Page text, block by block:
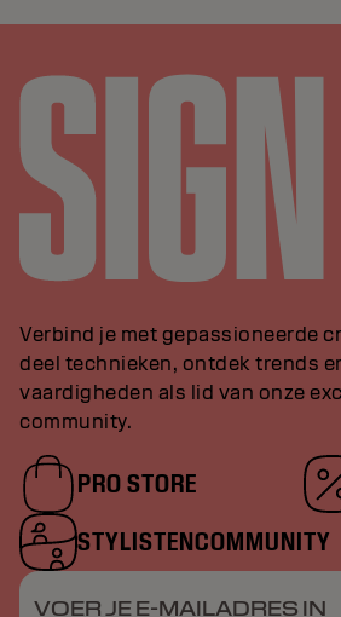
Verbind je met gepassioneerde
deel technieken, ontdek trends
vaardigheden als lid van onze
community.
PRO STORE
STYLISTENCOMMUNITY
VOER JE E-MAILADRES IN